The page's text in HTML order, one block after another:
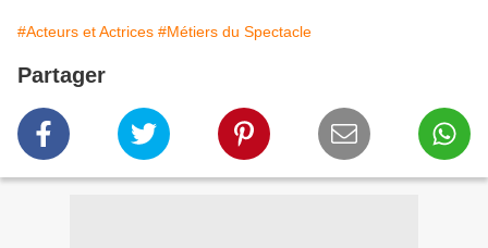
#Acteurs et Actrices #Métiers du Spectacle
Partager